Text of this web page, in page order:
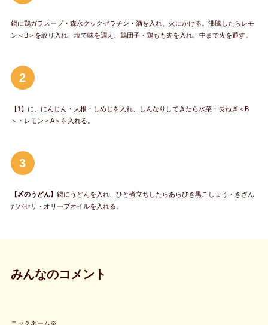
鍋に鶏ガラスープ・森永クックゼラチン・酒を入れ、火にかける。沸騰したらレモ
ン＜B＞を絞り入れ、塩で味を調え、鶏団子・鶏もも肉を入れ、中まで火を通す。
2
【1】に、にんじん・大根・しめじを入れ、しんなりしてきたら水菜・長ねぎ＜B
＞・レモン＜A＞を入れる。
3
【〆のうどん】 鍋にうどんを入れ、ひと煮立ちしたらあらびき黒こしょう・きざん
だパセリ・オリーブオイルを入れる。
みんなのコメント
ニックネーム※